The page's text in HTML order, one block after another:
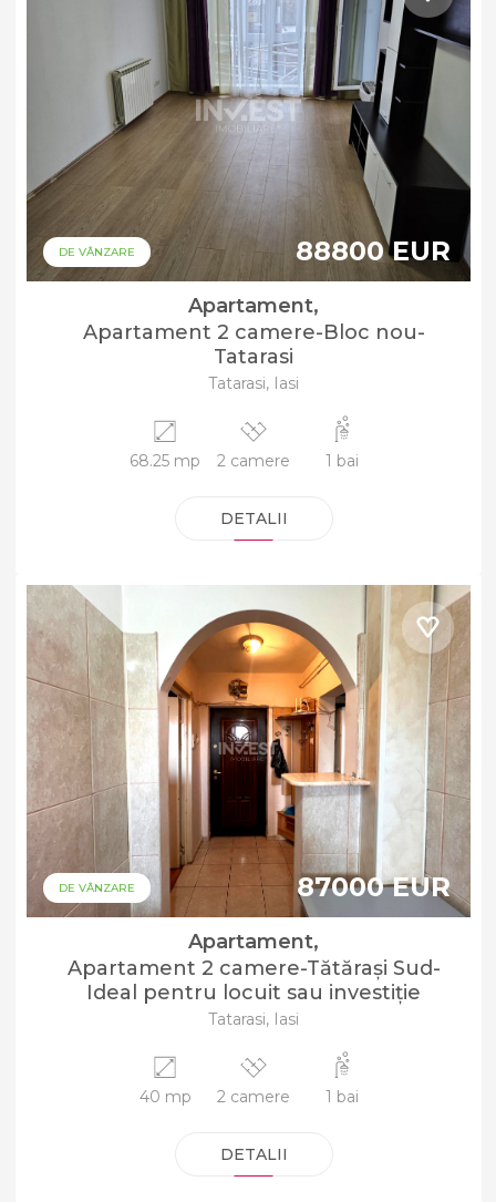
DE VÂNZARE 88800 EUR
Apartament,
Apartament 2 camere-Bloc nou-
Tatarasi
Tatarasi, Iasi
68.25 mp 2 camere 1 bai
DETALII
DE VÂNZARE 87000 EUR
Apartament,
Apartament 2 camere-Tătărași Sud-
Ideal pentru locuit sau investiție
Tatarasi, Iasi
40 mp 2 camere 1 bai
DETALII